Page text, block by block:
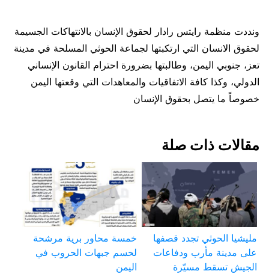
ونددت منظمة رايتس رادار لحقوق الإنسان بالانتهاكات الجسيمة
لحقوق الانسان التي ارتكبتها لجماعة الحوثي المسلحة في مدينة
تعز، جنوبي اليمن، وطالبتها بضرورة احترام القانون الإنساني
الدولي، وكذا كافة الاتفاقيات والمعاهدات التي وقعتها اليمن
خصوصاً ما يتصل بحقوق الإنسان
مقالات ذات صلة
مليشيا الحوثي تجدد قصفها
على مدينة مأرب ودفاعات
الجيش تسقط مسيّرة
خمسة محاور برية مرشحة
لحسم جبهات الحروب في
اليمن